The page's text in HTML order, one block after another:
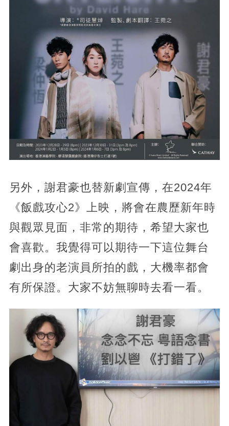
另外，謝君豪也替新劇宣傳，在2024年
《飯戲攻心2》上映，將會在農歷新年時
與觀眾見面，非常的期待，希望大家也
會喜歡。我覺得可以期待一下這位舞台
劇出身的老演員所拍的戲，大機率都會
有所保證。大家不妨無聊時去看一看。